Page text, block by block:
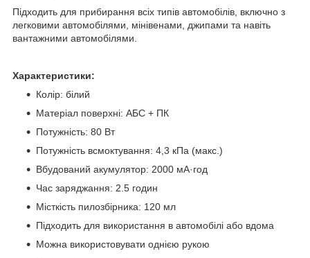
Підходить для прибирання всіх типів автомобілів, включно з
легковими автомобілями, мінівенами, джипами та навіть
вантажними автомобілями.
Характеристики:
Колір: білий
Матеріал поверхні: АБС + ПК
Потужність: 80 Вт
Потужність всмоктування: 4,3 кПа (макс.)
Вбудований акумулятор: 2000 мА·год
Час заряджання: 2.5 годин
Місткість пилозбірника: 120 мл
Підходить для використання в автомобілі або вдома
Можна використовувати однією рукою